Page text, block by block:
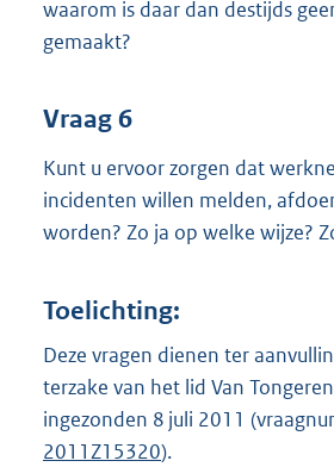
waarom is daar dan destijds
gemaakt?
Vraag 6
Kunt u ervoor zorgen dat
incidenten willen melden,
worden? Zo ja op welke wijze?
Toelichting:
Deze vragen dienen ter
terzake van het lid Van
ingezonden 8 juli 2011
2011Z15320).